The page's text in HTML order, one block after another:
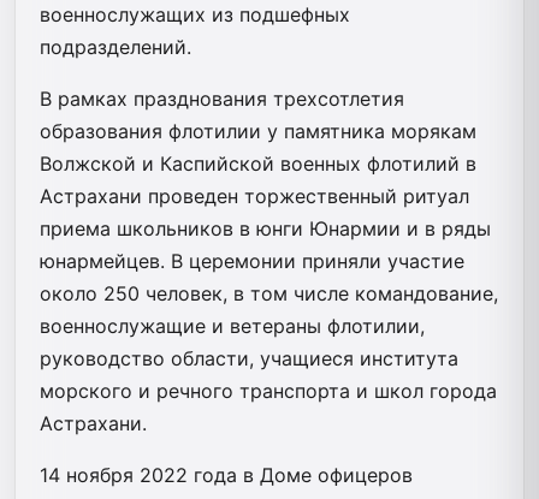
военнослужащих из подшефных
подразделений.
В рамках празднования трехсотлетия
образования флотилии у памятника морякам
Волжской и Каспийской военных флотилий в
Астрахани проведен торжественный ритуал
приема школьников в юнги Юнармии и в ряды
юнармейцев. В церемонии приняли участие
около 250 человек, в том числе командование,
военнослужащие и ветераны флотилии,
руководство области, учащиеся института
морского и речного транспорта и школ города
Астрахани.
14 ноября 2022 года в Доме офицеров